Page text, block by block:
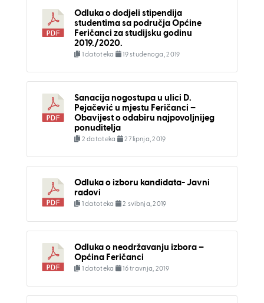
Odluka o dodjeli stipendija
studentima sa područja Općine
Feričanci za studijsku godinu
2019./2020.
1 datoteka 19 studenoga, 2019
Sanacija nogostupa u ulici D.
Pejačević u mjestu Feričanci –
Obavijest o odabiru najpovoljnijeg
ponuditelja
2 datoteka 27 lipnja, 2019
Odluka o izboru kandidata- Javni
radovi
1 datoteka 2 svibnja, 2019
Odluka o neodržavanju izbora –
Općina Feričanci
1 datoteka 16 travnja, 2019